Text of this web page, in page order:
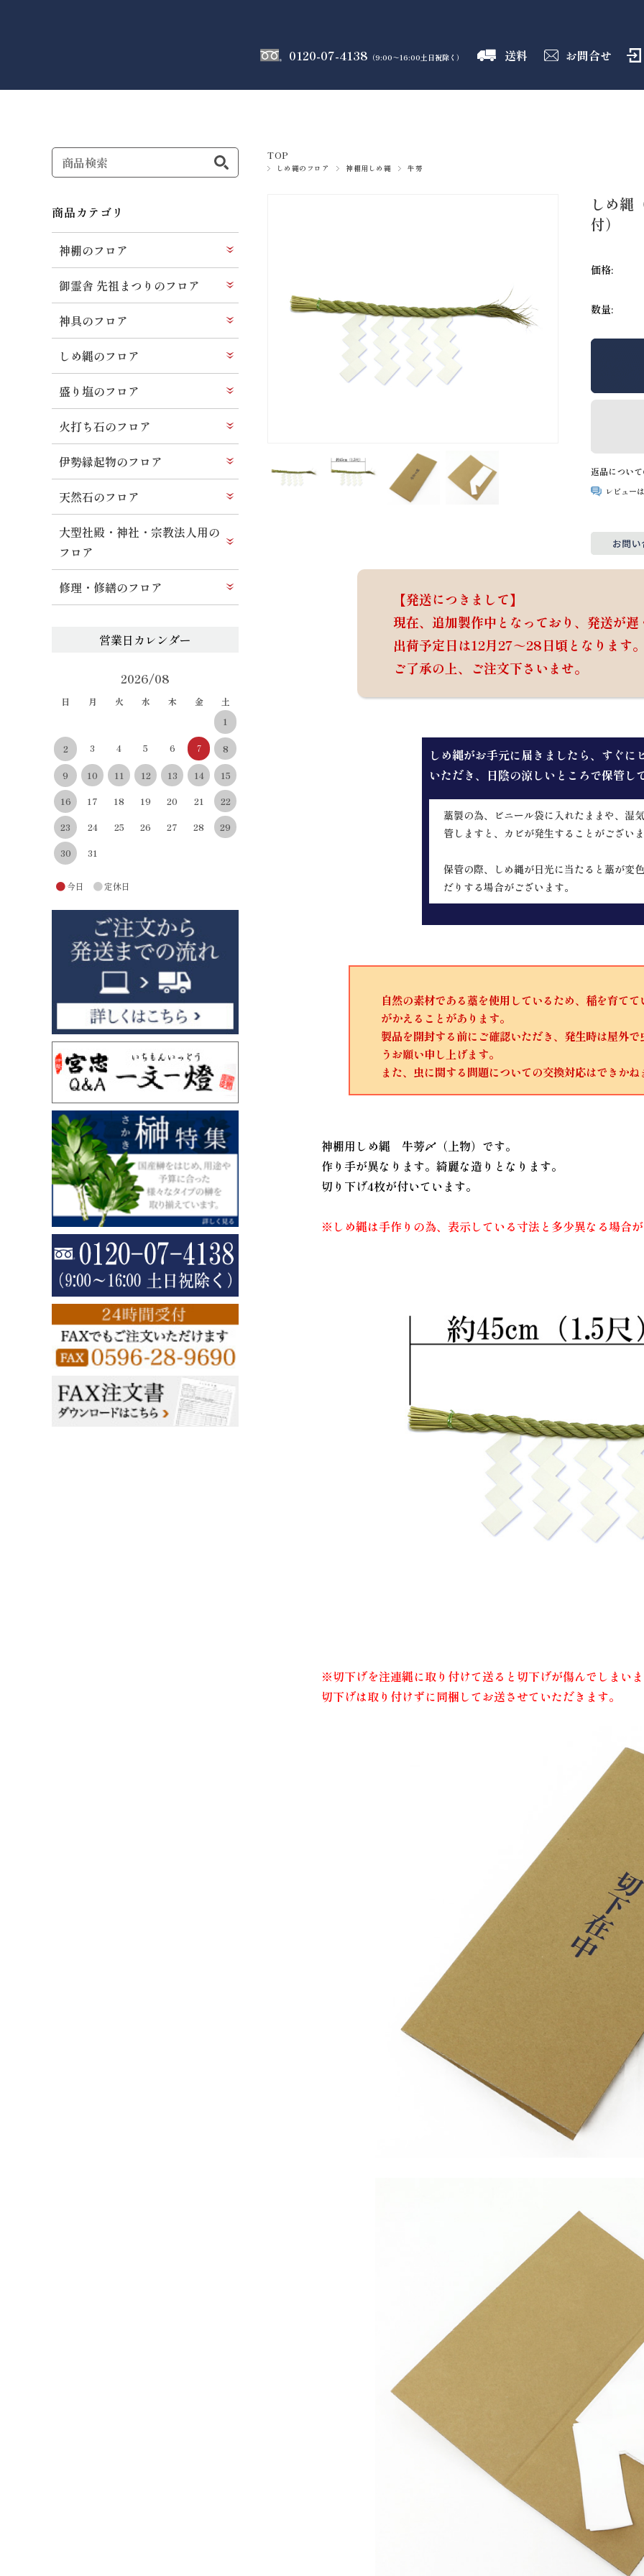
0120-07-4138 （9:00～16:00土日祝除く） 送料 お問合せ
TOP
しめ縄のフロア 神棚用しめ縄 牛蒡
しめ縄
付）
価格:
数量:
返品につい
レビュー
【発送につきまして】
現在、追加製作中となっており、発送が遅
出荷予定日は12月27～28日頃となります
ご了承の上、ご注文下さいませ。
しめ縄がお手元に届きましたら、すぐに
いただき、日陰の涼しいところで保管し
藁製の為、ビニール袋に入れたままや、湿
管しますと、カビが発生することがござい
保管の際、しめ縄が日光に当たると藁が変
だりする場合がございます。
自然の素材である藁を使用しているため、稲を育て
がかえることがあります。
製品を開封する前にご確認いただき、発生時は屋外
うお願い申し上げます。
また、虫に関する問題についての交換対応はできか
神棚用しめ縄 牛蒡〆（上物）です。
作り手が異なります。綺麗な造りとなります。
切り下げ4枚が付いています。
※しめ縄は手作りの為、表示している寸法と多少異なる場合
※切下げを注連縄に取り付けて送ると切下げが傷んでしまい
切下げは取り付けずに同梱してお送させていただきます。
商品カテゴリ
神棚のフロア
御霊舎 先祖まつりのフロア
神具のフロア
しめ縄のフロア
盛り塩のフロア
火打ち石のフロア
伊勢縁起物のフロア
天然石のフロア
大型社殿・神社・宗教法人用の
フロア
修理・修繕のフロア
2026/08
日 月 火 水 木 金
土
1
2 3 4 5 6 7 8
9 10 11 12 13 14 15
16 17 18 19 20 21 22
23 24 25 26 27 28 29
30 31
●今日 ●定休日